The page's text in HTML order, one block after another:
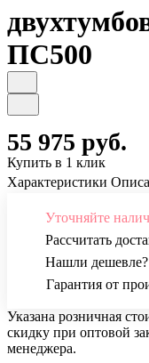
ПС500
55 975 руб.
Купить в 1 клик
Характеристики
Уточняйте
Рассчитать
Нашли
Гарантия от
Указана розничная
скидку при оптовой
менеджера.